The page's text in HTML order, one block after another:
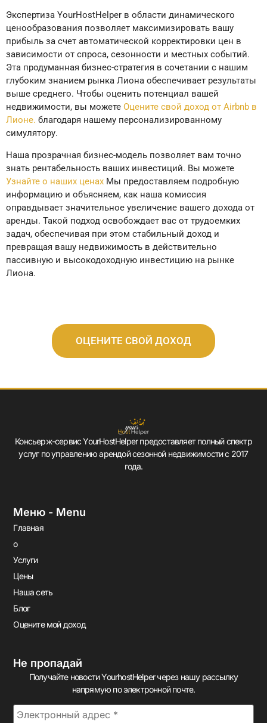
Экспертиза YourHostHelper в области динамического
ценообразования позволяет максимизировать вашу
прибыль за счет автоматической корректировки цен в
зависимости от спроса, сезонности и местных событий.
Эта продуманная бизнес-стратегия в сочетании с нашим
глубоким знанием рынка Лиона обеспечивает результаты
выше среднего. Чтобы оценить потенциал вашей
недвижимости, вы можете Оцените свой доход от Airbnb в
Лионе. благодаря нашему персонализированному
симулятору.
Наша прозрачная бизнес-модель позволяет вам точно
знать рентабельность ваших инвестиций. Вы можете
Узнайте о наших ценах Мы предоставляем подробную
информацию и объясняем, как наша комиссия
оправдывает значительное увеличение вашего дохода от
аренды. Такой подход освобождает вас от трудоемких
задач, обеспечивая при этом стабильный доход и
превращая вашу недвижимость в действительно
пассивную и высокодоходную инвестицию на рынке
Лиона.
ОЦЕНИТЕ СВОЙ ДОХОД
Консьерж-сервис YourHostHelper предоставляет полный спектр
услуг по управлению арендой сезонной недвижимости с 2017
года.
Меню - Menu
Главная
о
Услуги
Цены
Наша сеть
Блог
Оцените мой доход
Не пропадай
Получайте новости YourhostHelper через нашу рассылку
напрямую по электронной почте.